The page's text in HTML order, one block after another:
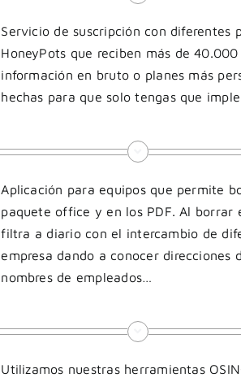
Servicio de suscripción con diferentes
HoneyPots que reciben más de
información en bruto o planes más
hechas para que solo tengas que
Aplicación para equipos que permite
paquete office y en los PDF. Al
filtra a diario con el intercambio de
empresa dando a conocer
nombres de empleados…
Utilizamos nuestras herramientas